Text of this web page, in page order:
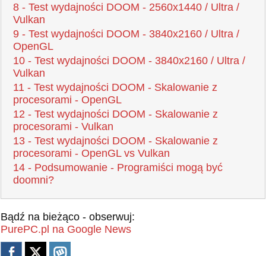
8 - Test wydajności DOOM - 2560x1440 / Ultra /
Vulkan
9 - Test wydajności DOOM - 3840x2160 / Ultra /
OpenGL
10 - Test wydajności DOOM - 3840x2160 / Ultra /
Vulkan
11 - Test wydajności DOOM - Skalowanie z
procesorami - OpenGL
12 - Test wydajności DOOM - Skalowanie z
procesorami - Vulkan
13 - Test wydajności DOOM - Skalowanie z
procesorami - OpenGL vs Vulkan
14 - Podsumowanie - Programiści mogą być
doomni?
Bądź na bieżąco - obserwuj:
PurePC.pl na Google News